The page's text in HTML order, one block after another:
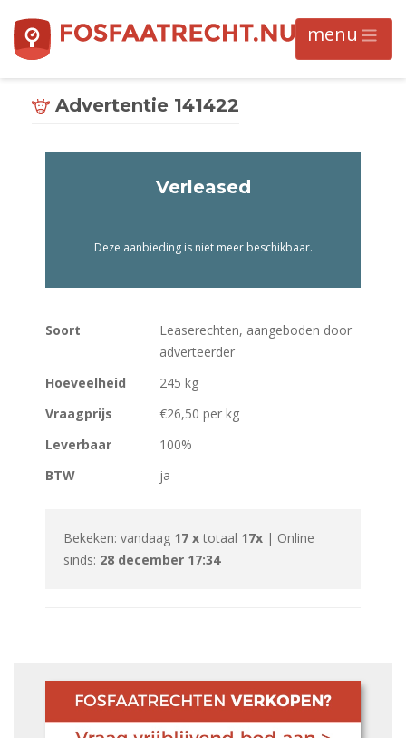
Advertentie 141422
Soort
Leaserechten, aangeboden door
adverteerder
Hoeveelheid
245 kg
Vraagprijs
€26,50 per kg
Leverbaar
100%
BTW
ja
Bekeken: vandaag 17 x totaal 17x | Online
sinds: 28 december 17:34
Verleased
Deze aanbieding is niet meer beschikbaar.